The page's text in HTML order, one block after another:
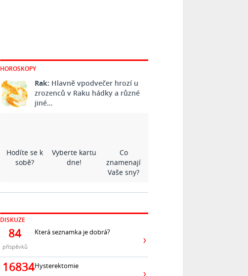
HOROSKOPY
Rak: Hlavně vpodvečer hrozí u
zrozenců v Raku hádky a různé
jiné…
Hodíte se k
sobě?
Vyberte kartu
dne!
Co
znamenají
Vaše sny?
DISKUZE
84
příspěvků
Která seznamka je dobrá?
16834Hysterektomie